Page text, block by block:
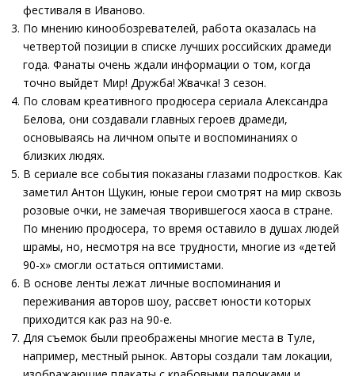
фестиваля в Иваново.
По мнению кинообозревателей, работа оказалась на
четвертой позиции в списке лучших российских драмеди
года. Фанаты очень ждали информации о том, когда
точно выйдет Мир! Дружба! Жвачка! 3 сезон.
По словам креативного продюсера сериала Александра
Белова, они создавали главных героев драмеди,
основываясь на личном опыте и воспоминаниях о
близких людях.
В сериале все события показаны глазами подростков. Как
заметил Антон Щукин, юные герои смотрят на мир сквозь
розовые очки, не замечая творившегося хаоса в стране.
По мнению продюсера, то время оставило в душах людей
шрамы, но, несмотря на все трудности, многие из «детей
90-х» смогли остаться оптимистами.
В основе ленты лежат личные воспоминания и
переживания авторов шоу, рассвет юности которых
приходится как раз на 90-е.
Для съемок были преображены многие места в Туле,
например, местный рынок. Авторы создали там локации,